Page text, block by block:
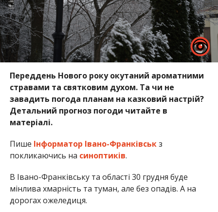
Переддень Нового року окутаний ароматними
стравами та святковим духом. Та чи не
завадить погода планам на казковий настрій?
Детальний прогноз погоди читайте в
матеріалі.
Пише Інформатор Івано-Франківськз
покликаючись на синоптиків.
В Івано-Франківську та області 30 грудня буде
мінлива хмарність та туман, але без опадів. А на
дорогах ожеледиця.